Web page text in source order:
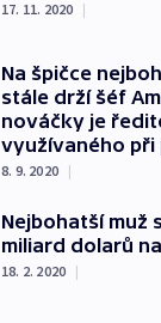
17. 11. 2020 |
Na špičce
stále drží šéf
nováčky je
využívaného při
8. 9. 2020 |
Nejbohatší muž
miliard dolarů
18. 2. 2020 |